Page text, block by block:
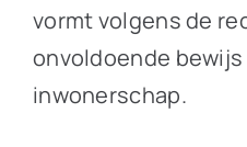
vormt volgens de
onvoldoende
inwonerschap.